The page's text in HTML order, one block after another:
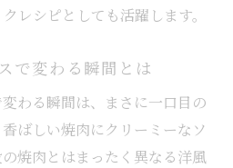
レシピとしても活躍します。
で変わる瞬間とは
わる瞬間は、まさに一口目の
ばしい焼肉にクリーミーなソ
焼肉とはまったく異なる洋風